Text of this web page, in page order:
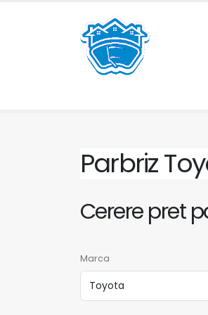
Parbriz
Cerere pret
Marca